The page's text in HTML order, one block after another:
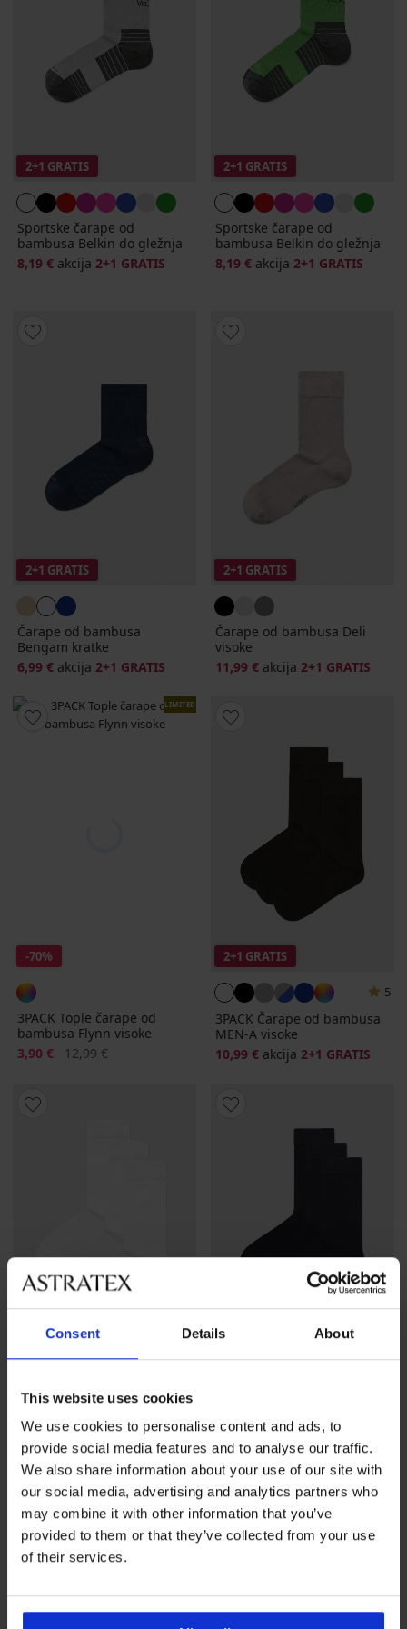
Consent Details About
This website uses cookies
We use cookies to personalise content and ads, to
provide social media features and to analyse our traffic.
We also share information about your use of our site with
our social media, advertising and analytics partners who
may combine it with other information that you’ve
provided to them or that they’ve collected from your use
of their services.
2+1 GRATIS
Sportske čarape od
bambusa Belkin do gležnja
8,19 € akcija 2+1 GRATIS
2+1 GRATIS
Sportske čarape od
bambusa Belkin do gležnja
8,19 € akcija 2+1 GRATIS
2+1 GRATIS
Čarape od bambusa
Bengam kratke
6,99 € akcija 2+1 GRATIS
2+1 GRATIS
Čarape od bambusa Deli
visoke
11,99 € akcija 2+1 GRATIS
LIMITED
-70%
3PACK Tople čarape od
bambusa Flynn visoke
Popust
3,90 € Prvobitna cijena
12,99 €
2+1 GRATIS
5
3PACK Čarape od bambusa
MEN-A visoke
10,99 € akcija 2+1 GRATIS
2+1 GRATIS
3PACK Čarape od bambusa
MEN-A visoke
10,99 €
akcija 2+1 GRATIS
2+1 GRATIS
MEN-A visoke
10,99 €
akcija 2+1 GRATIS